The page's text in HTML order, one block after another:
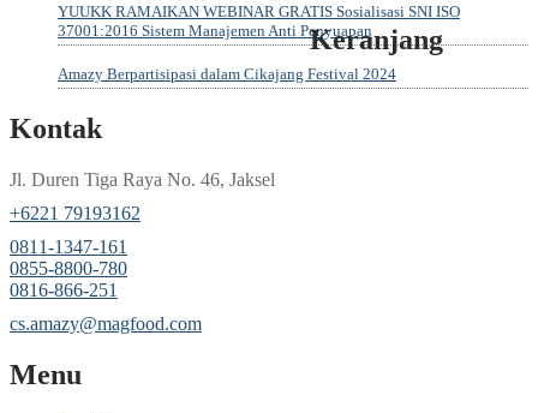
Keranjang
YUUKK RAMAIKAN WEBINAR GRATIS Sosialisasi SNI ISO
37001:2016 Sistem Manajemen Anti Penyuapan
Amazy Berpartisipasi dalam Cikajang Festival 2024
Kontak
Jl. Duren Tiga Raya No. 46, Jaksel
‎+6221 79193162
‪0811-1347-161
‪0855-8800-780
‪0816-866-251
cs.amazy@magfood.com
Menu